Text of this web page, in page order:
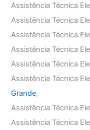
Assistência Técnica
Assistência Técnica
Assistência Técnica
Assistência Técnica
Assistência Técnica
Assistência Técnica
Grande,
Assistência Técnica
Assistência Técnica